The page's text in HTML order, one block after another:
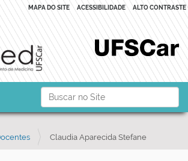
Busca
Busca Avançada…
MAPA DO SITE ACESSIBILIDADE ALTO CONTRASTE
Claudia Aparecida Stefane